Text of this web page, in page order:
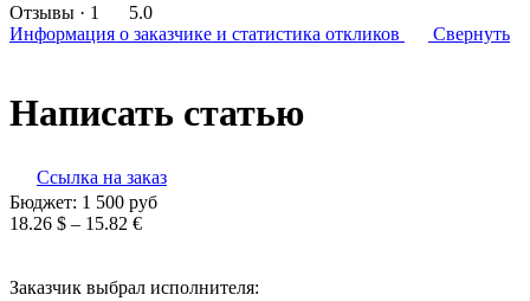
Отзывы · 1
5.0
Информация о заказчике и статистика откликов Свернуть
Написать статью
Ссылка на заказ
Бюджет: 1 500 руб
18.26 $ – 15.82 €
Заказчик выбрал исполнителя: